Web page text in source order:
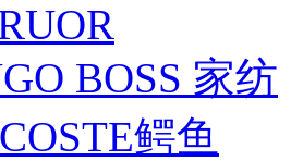
BOSS 家纺
鳄鱼